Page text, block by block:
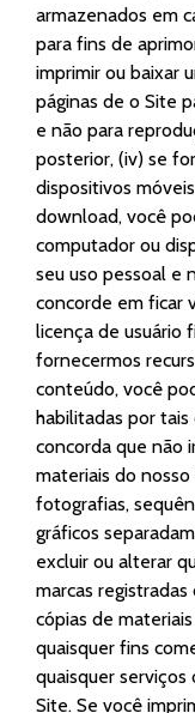
armazenados em
para fins de
imprimir ou baixar
páginas de o Site
e não para
posterior, (iv) se
dispositivos
download, você
computador ou
seu uso pessoal e
concorde em ficar
licença de usuário
fornecermos
conteúdo, você
habilitadas por tais
concorda que não
materiais do nosso
fotografias,
gráficos
excluir ou alterar
marcas
cópias de
quaisquer fins
quaisquer
Site. Se você